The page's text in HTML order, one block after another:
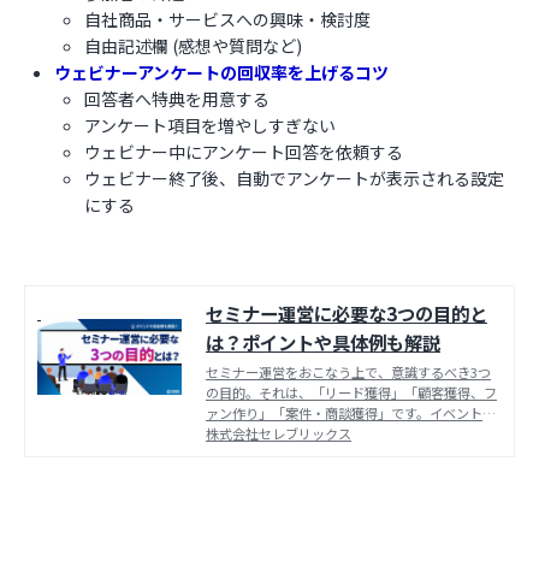
自社商品・サービスへの興味・検討度
自由記述欄 (感想や質問など)
ウェビナーアンケートの回収率を上げるコツ
回答者へ特典を用意する
アンケート項目を増やしすぎない
ウェビナー中にアンケート回答を依頼する
ウェビナー終了後、自動でアンケートが表示される設定
にする
セミナー運営に必要な3つの目的と
は？ポイントや具体例も解説
セミナー運営をおこなう上で、意識するべき3つ
の目的。それは、「リード獲得」「顧客獲得、フ
ァン作り」「案件・商談獲得」です。イベント活
動によって指名検索を増やしたセレブリックスの
株式会社セレブリックス